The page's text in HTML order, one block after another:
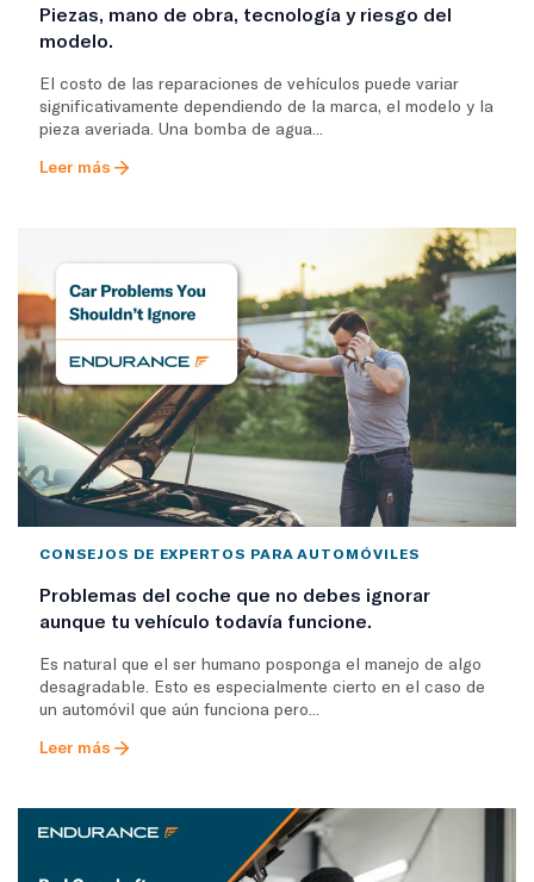
Piezas, mano de obra, tecnología y riesgo del
modelo.
El costo de las reparaciones de vehículos puede variar
significativamente dependiendo de la marca, el modelo y la
pieza averiada. Una bomba de agua...
Leer más
CONSEJOS DE EXPERTOS PARA AUTOMÓVILES
Problemas del coche que no debes ignorar
aunque tu vehículo todavía funcione.
Es natural que el ser humano posponga el manejo de algo
desagradable. Esto es especialmente cierto en el caso de
un automóvil que aún funciona pero...
Leer más